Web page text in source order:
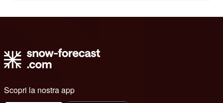
Scopri la nostra app